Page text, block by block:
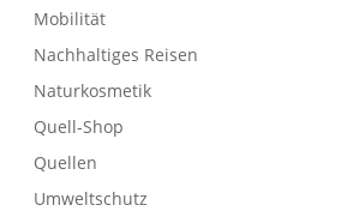
Mobilität
Nachhaltiges Reisen
Naturkosmetik
Quell-Shop
Quellen
Umweltschutz